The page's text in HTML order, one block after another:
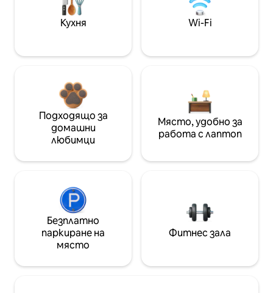
Кухня Wi-Fi
Подходящо за
домашни
любимци
Място, удобно за
работа с лаптоп
Безплатно
паркиране на
място
Фитнес зала